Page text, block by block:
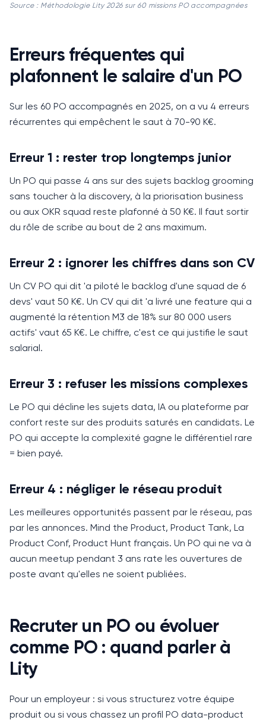
Source : Méthodologie Lity 2026 sur 60 missions PO accompagnées
Erreurs fréquentes qui
plafonnent le salaire d'un PO
Sur les 60 PO accompagnés en 2025, on a vu 4 erreurs
récurrentes qui empêchent le saut à 70-90 K€.
Erreur 1 : rester trop longtemps junior
Un PO qui passe 4 ans sur des sujets backlog grooming
sans toucher à la discovery, à la priorisation business
ou aux OKR squad reste plafonné à 50 K€. Il faut sortir
du rôle de scribe au bout de 2 ans maximum.
Erreur 2 : ignorer les chiffres dans son CV
Un CV PO qui dit 'a piloté le backlog d'une squad de 6
devs' vaut 50 K€. Un CV qui dit 'a livré une feature qui a
augmenté la rétention M3 de 18% sur 80 000 users
actifs' vaut 65 K€. Le chiffre, c'est ce qui justifie le saut
salarial.
Erreur 3 : refuser les missions complexes
Le PO qui décline les sujets data, IA ou plateforme par
confort reste sur des produits saturés en candidats. Le
PO qui accepte la complexité gagne le différentiel rare
= bien payé.
Erreur 4 : négliger le réseau produit
Les meilleures opportunités passent par le réseau, pas
par les annonces. Mind the Product, Product Tank, La
Product Conf, Product Hunt français. Un PO qui ne va à
aucun meetup pendant 3 ans rate les ouvertures de
poste avant qu'elles ne soient publiées.
Recruter un PO ou évoluer
comme PO : quand parler à
Lity
Pour un employeur : si vous structurez votre équipe
produit ou si vous chassez un profil PO data-product